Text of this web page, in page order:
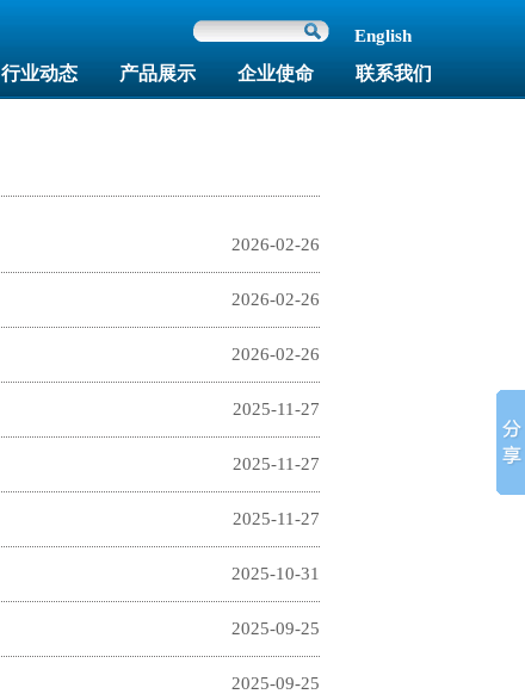
行业动态 产品展示 企业使命 联系我们
English
2026-02-26
2026-02-26
2026-02-26
2025-11-27
2025-11-27
2025-11-27
2025-10-31
2025-09-25
2025-09-25